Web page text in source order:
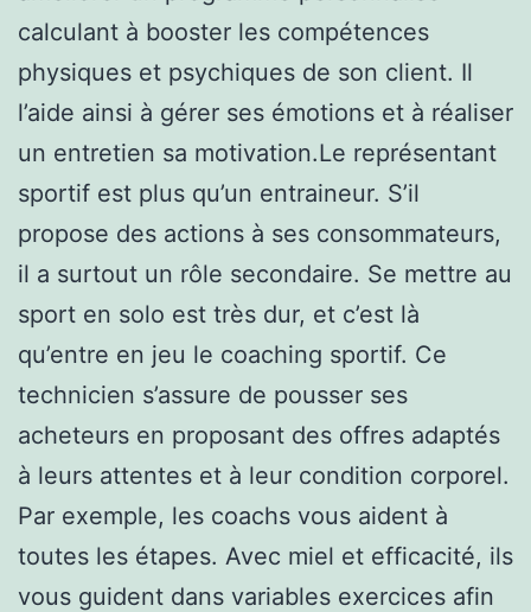
calculant à booster les compétences
physiques et psychiques de son client. Il
l’aide ainsi à gérer ses émotions et à réaliser
un entretien sa motivation.Le représentant
sportif est plus qu’un entraineur. S’il
propose des actions à ses consommateurs,
il a surtout un rôle secondaire. Se mettre au
sport en solo est très dur, et c’est là
qu’entre en jeu le coaching sportif. Ce
technicien s’assure de pousser ses
acheteurs en proposant des offres adaptés
à leurs attentes et à leur condition corporel.
Par exemple, les coachs vous aident à
toutes les étapes. Avec miel et efficacité, ils
vous guident dans variables exercices afin